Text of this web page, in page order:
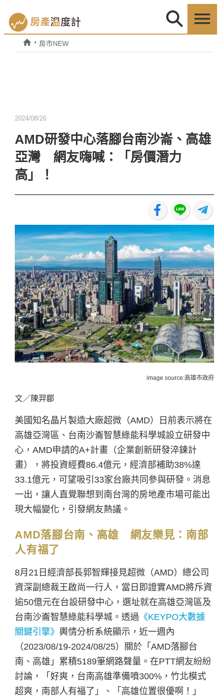
房市NEW
2024/08/26
AMD研發中心落腳台南沙崙、高雄
亞灣 網友嗨喊：「房價潛力
高」！
image source:高雄市政府
文／陳羿郿
美國知名晶片製造大廠超微（AMD）日前表示將在
高雄亞灣區、台南沙崙智慧綠能科學城設立研發中
心，AMD申請的A+計畫（企業創新研發淬鍊計
畫），將投資經費86.4億元，經濟部補助38%達
33.1億元，可望吸引33家台廠共同參與研發。消息
一出，讓人直覺聯想到南台灣的房地產市場可能出
現大幅變化，引發網友熱議。
AMD落腳台南、高雄 網友樂見：南部
人有福了
8月21日經濟部長郭智輝接見超微（AMD）總公司
資深副總裁王啟尚一行人，當日即證實AMD將斥資
逾50億元在台設研發中心，選址就在高雄亞灣區及
台南沙崙智慧綠能科學城。透過 《KEYPO大數據
關鍵引擎》輿情分析系統顯示，近一週內
（2023/08/19-2024/08/25）關於「AMD落腳台
南、高雄」累積5189筆網路聲量。在PTT網友紛紛
討論，「好爽，台南高雄準備噴300%，竹北模式
超爽，南部人有福了」、「高雄位置很優啊！」